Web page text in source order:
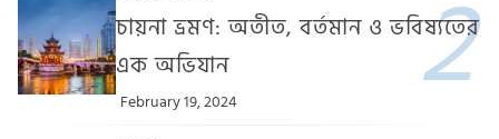
চায়না ভ্রমণ: অতীত, বর্তমান ও ভবিষ্যতের
এক অভিযান
February 19, 2024